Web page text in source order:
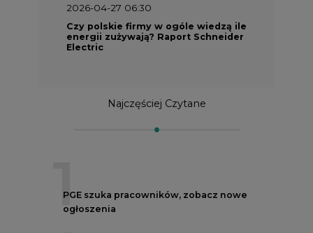
2026-04-27 06:30
Czy polskie firmy w ogóle wiedzą ile
energii zużywają? Raport Schneider
Electric
Najczęściej Czytane
1
PGE szuka pracowników, zobacz nowe
ogłoszenia